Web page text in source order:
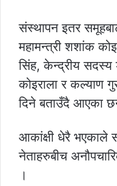
संस्थापन इतर
महामन्त्री शशांक
सिंह, केन्द्रीय सदस्य
कोइराला र कल्याण
दिने बताउँदै आएका
आकांक्षी धेरै भएकाले
नेताहरुबीच
।